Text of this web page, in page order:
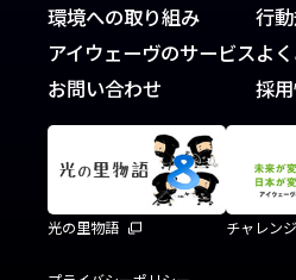
環境への取り組み
アイウェーヴのサービス
お問い合わせ
行
よ
採
光の里物語 チャレン